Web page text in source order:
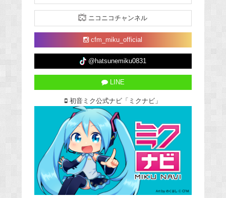
ニコニコチャンネル
cfm_miku_official
@hatsunemiku0831
LINE
初音ミク公式ナビ「ミクナビ」